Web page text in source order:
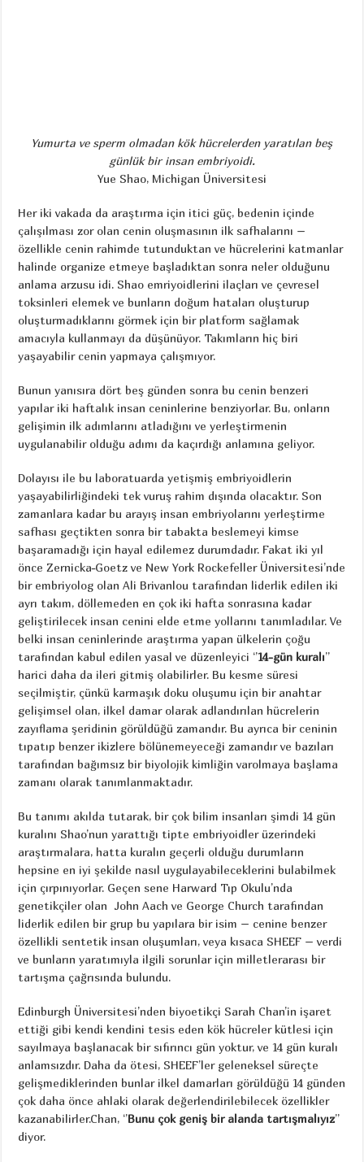
Yumurta ve sperm olmadan kök hücrelerden yaratılan beş
günlük bir insan embriyoidi.
Yue Shao, Michigan Üniversitesi
Her iki vakada da araştırma için itici güç, bedenin içinde
çalışılması zor olan cenin oluşmasının ilk safhalarını –
özellikle cenin rahimde tutunduktan ve hücrelerini katmanlar
halinde organize etmeye başladıktan sonra neler olduğunu
anlama arzusu idi. Shao emriyoidlerini ilaçları ve çevresel
toksinleri elemek ve bunların doğum hataları oluşturup
oluşturmadıklarını görmek için bir platform sağlamak
amacıyla kullanmayı da düşünüyor. Takımların hiç biri
yaşayabilir cenin yapmaya çalışmıyor.
Bunun yanısıra dört beş günden sonra bu cenin benzeri
yapılar iki haftalık insan ceninlerine benziyorlar. Bu, onların
gelişimin ilk adımlarını atladığını ve yerleştirmenin
uygulanabilir olduğu adımı da kaçırdığı anlamına geliyor.
Dolayısı ile bu laboratuarda yetişmiş embriyoidlerin
yaşayabilirliğindeki tek vuruş rahim dışında olacaktır. Son
zamanlara kadar bu arayış insan embriyolarını yerleştirme
safhası geçtikten sonra bir tabakta beslemeyi kimse
başaramadığı için hayal edilemez durumdadır. Fakat iki yıl
önce Zernicka-Goetz ve New York Rockefeller Üniversitesi’nde
bir embriyolog olan Ali Brivanlou tarafından liderlik edilen iki
ayrı takım, döllemeden en çok iki hafta sonrasına kadar
geliştirilecek insan cenini elde etme yollarını tanımladılar. Ve
belki insan ceninlerinde araştırma yapan ülkelerin çoğu
tarafından kabul edilen yasal ve düzenleyici ‘’14-gün kuralı’’
harici daha da ileri gitmiş olabilirler. Bu kesme süresi
seçilmiştir, çünkü karmaşık doku oluşumu için bir anahtar
gelişimsel olan, ilkel damar olarak adlandırılan hücrelerin
zayıflama şeridinin görüldüğü zamandır. Bu ayrıca bir ceninin
tıpatıp benzer ikizlere bölünemeyeceği zamandır ve bazıları
tarafından bağımsız bir biyolojik kimliğin varolmaya başlama
zamanı olarak tanımlanmaktadır.
Bu tanımı akılda tutarak, bir çok bilim insanları şimdi 14 gün
kuralını Shao’nun yarattığı tipte embriyoidler üzerindeki
araştırmalara, hatta kuralın geçerli olduğu durumların
hepsine en iyi şekilde nasıl uygulayabileceklerini bulabilmek
için çırpınıyorlar. Geçen sene Harward Tıp Okulu’nda
genetikçiler olan John Aach ve George Church tarafından
liderlik edilen bir grup bu yapılara bir isim – cenine benzer
özellikli sentetik insan oluşumları, veya kısaca SHEEF – verdi
ve bunların yaratımıyla ilgili sorunlar için milletlerarası bir
tartışma çağrısında bulundu.
Edinburgh Üniversitesi’nden biyoetikçi Sarah Chan’in işaret
ettiği gibi kendi kendini tesis eden kök hücreler kütlesi için
sayılmaya başlanacak bir sıfırıncı gün yoktur, ve 14 gün kuralı
anlamsızdır. Daha da ötesi, SHEEF’ler geleneksel süreçte
gelişmediklerinden bunlar ilkel damarları görüldüğü 14 günden
çok daha önce ahlaki olarak değerlendirilebilecek özellikler
kazanabilirler.Chan, ‘’Bunu çok geniş bir alanda tartışmalıyız’’
diyor.